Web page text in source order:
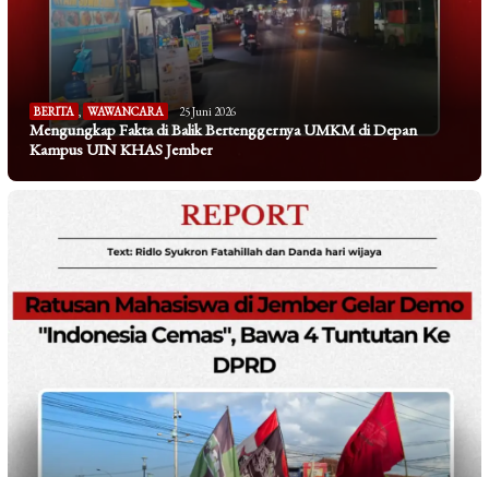
BERITA , WAWANCARA 25 Juni 2026
Mengungkap Fakta di Balik Bertenggernya UMKM di Depan
Kampus UIN KHAS Jember